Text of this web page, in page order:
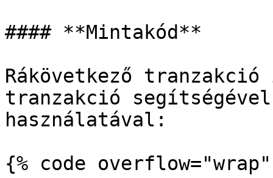
#### **Mintakód**
Rákövetkező
tranzakció
használatával:
{% code